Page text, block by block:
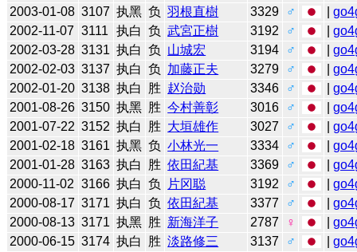
2003-01-08 3107 执黑 负 羽根直樹 3329 ♂ |
2002-11-07 3111 执白 负 武宮正樹 3192 ♂ |
2002-03-28 3131 执白 负 山城宏 3194 ♂ |
2002-02-03 3137 执白 负 加藤正夫 3279 ♂ |
2002-01-20 3138 执白 胜 赵治勋 3346 ♂ |
2001-08-26 3150 执黑 胜 今村善彰 3016 ♂ |
2001-07-22 3152 执白 胜 大垣雄作 3027 ♂ |
2001-02-18 3161 执黑 负 小林光一 3334 ♂ |
2001-01-28 3163 执白 胜 依田紀基 3369 ♂ |
2000-11-02 3166 执白 负 片冈聪 3192 ♂ |
2000-08-17 3171 执白 负 依田紀基 3377 ♂ |
2000-08-13 3171 执黑 胜 新海洋子 2787 ♀ |
2000-06-15 3174 执白 胜 淡路修三 3137 ♂ |